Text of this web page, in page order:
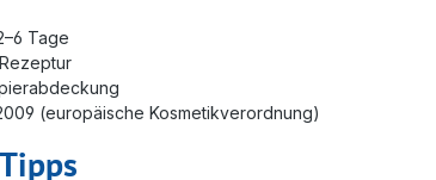
Tage
(europäische Kosmetikverordnung)